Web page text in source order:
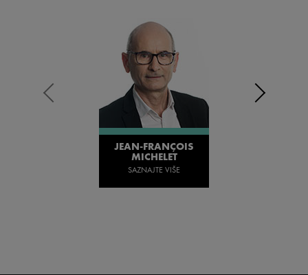
JEAN-FRANÇOIS
MICHELET
SAZNAJTE VIŠE